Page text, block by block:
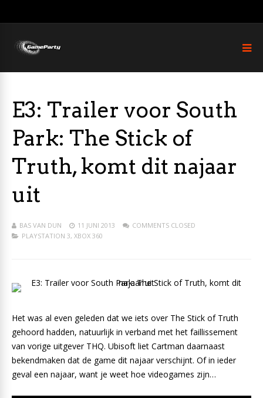
E3: Trailer voor South
Park: The Stick of
Truth, komt dit najaar
uit
BAS VAN DUN 11 JUNI 2013
COMMENTS CLOSED
PLAYSTATION 3, XBOX 360
Het was al even geleden dat we iets over The Stick of Truth
gehoord hadden, natuurlijk in verband met het faillissement
van vorige uitgever THQ. Ubisoft liet Cartman daarnaast
bekendmaken dat de game dit najaar verschijnt. Of in ieder
geval een najaar, want je weet hoe videogames zijn…